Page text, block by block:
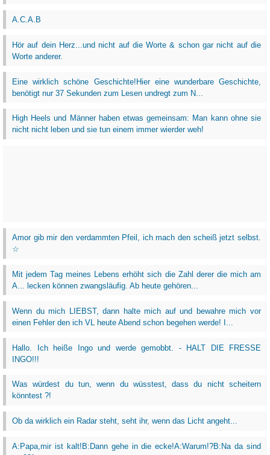
A.C.A.B
Hör auf dein Herz...und nicht auf die Worte & schon gar nicht auf die
Worte anderer.
Eine wirklich schöne Geschichte!Hier eine wunderbare Geschichte,
benötigt nur 37 Sekunden zum Lesen undregt zum N...
High Heels und Männer haben etwas gemeinsam: Man kann ohne sie
nicht nicht leben und sie tun einem immer wierder weh!
Amor gib mir den verdammten Pfeil, ich mach den scheiß jetzt selbst.
☆
Mit jedem Tag meines Lebens erhöht sich die Zahl derer die mich am
A... lecken können zwangsläufig. Ab heute gehören...
Wenn du mich LIEBST, dann halte mich auf und bewahre mich vor
einen Fehler den ich VL heute Abend schon begehen werde! I...
Hallo. Ich heiße Ingo und werde gemobbt. - HALT DIE FRESSE
INGO!!!
Was würdest du tun, wenn du wüsstest, dass du nicht scheitern
könntest ?!
Ob da wirklich ein Radar steht, seht ihr, wenn das Licht angeht...
A:Papa,mir ist kalt!B:Dann gehe in die ecke!A:Warum!?B:Na da sind